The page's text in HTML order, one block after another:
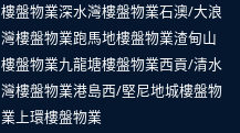
樓盤物業深水灣樓盤物業石澳/大浪
灣樓盤物業跑馬地樓盤物業渣甸山
樓盤物業九龍塘樓盤物業西貢/清水
灣樓盤物業港島西/堅尼地城樓盤物
業 上環樓盤物業